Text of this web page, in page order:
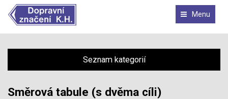
Menu
Seznam kategorií
Směrová tabule (s dvěma cíli)